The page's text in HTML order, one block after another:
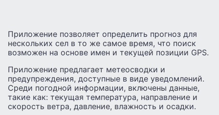
Приложение позволяет определить прогноз для
нескольких сел в то же самое время, что поиск
возможен на основе имен и текущей позиции GPS.
Приложение предлагает метеосводки и
предупреждения, доступные в виде уведомлений.
Среди погодной информации, включены данные,
такие как: текущая температура, направление и
скорость ветра, давление, влажность и осадки.